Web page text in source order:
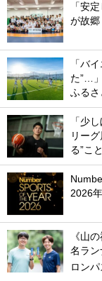
「安
が故郷
「バ
た”…
ふるさ
「少
リー
る”こ
2026
《山
名ラン
ロンパ